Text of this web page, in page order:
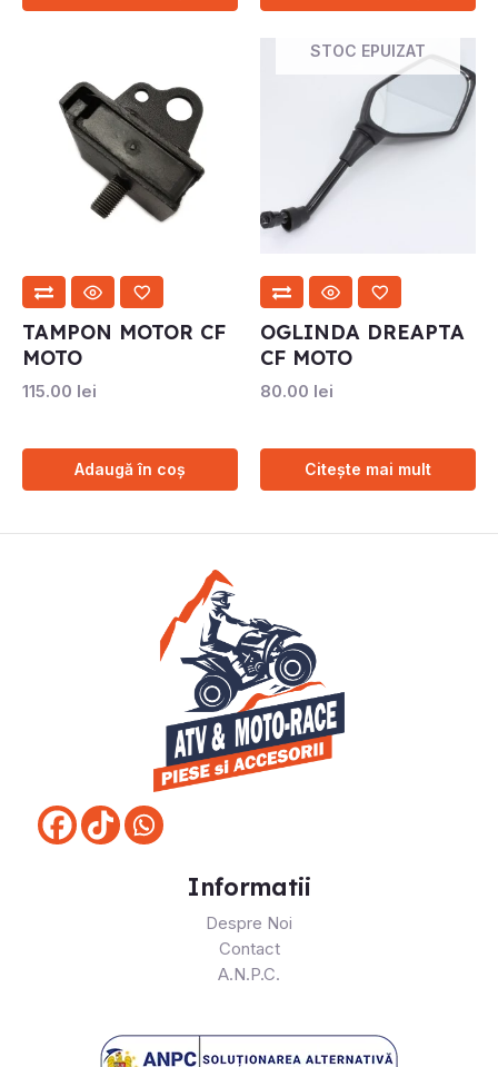
TAMPON MOTOR CF
MOTO
115.00 lei
Adaugă în coș
STOC EPUIZAT
OGLINDA DREAPTA
CF MOTO
80.00 lei
Citește mai mult
Informatii
Despre Noi
Contact
A.N.P.C.